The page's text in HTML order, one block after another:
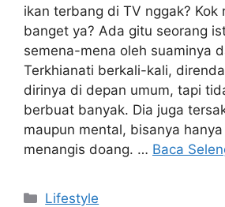
ikan terbang di TV nggak? Kok
banget ya? Ada gitu seorang
semena-mena oleh suaminya
Terkhianati berkali-kali,
dirinya di depan umum, tapi
berbuat banyak. Dia juga
maupun mental, bisanya
menangis doang. … Baca
Kategori
Lifestyle